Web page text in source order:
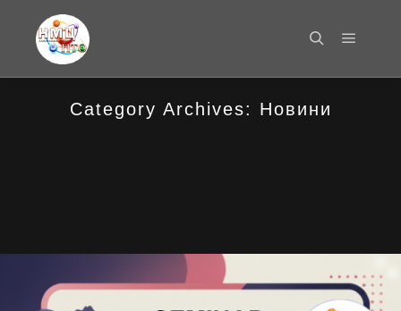
Category Archives: Новини